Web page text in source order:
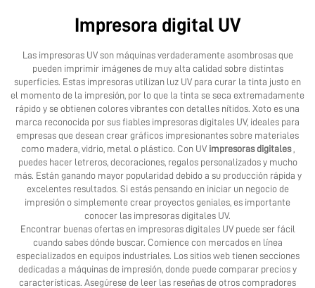
Servicio
Aplicación
Contáctanos
Impresora digital UV
Las impresoras UV son máquinas verdaderamente asombrosas que
pueden imprimir imágenes de muy alta calidad sobre distintas
superficies. Estas impresoras utilizan luz UV para curar la tinta justo en
el momento de la impresión, por lo que la tinta se seca extremadamente
rápido y se obtienen colores vibrantes con detalles nítidos. Xoto es una
marca reconocida por sus fiables impresoras digitales UV, ideales para
empresas que desean crear gráficos impresionantes sobre materiales
como madera, vidrio, metal o plástico. Con UV impresoras digitales ,
puedes hacer letreros, decoraciones, regalos personalizados y mucho
más. Están ganando mayor popularidad debido a su producción rápida y
excelentes resultados. Si estás pensando en iniciar un negocio de
impresión o simplemente crear proyectos geniales, es importante
conocer las impresoras digitales UV.
Encontrar buenas ofertas en impresoras digitales UV puede ser fácil
cuando sabes dónde buscar. Comience con mercados en línea
especializados en equipos industriales. Los sitios web tienen secciones
dedicadas a máquinas de impresión, donde puede comparar precios y
características. Asegúrese de leer las reseñas de otros compradores